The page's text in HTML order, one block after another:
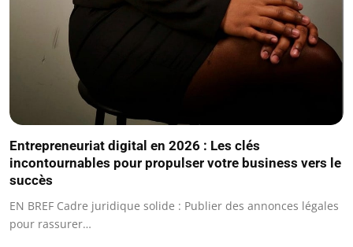
Entrepreneuriat digital en 2026 : Les clés
incontournables pour propulser votre business vers le
succès
EN BREF Cadre juridique solide : Publier des annonces légales
pour rassurer…